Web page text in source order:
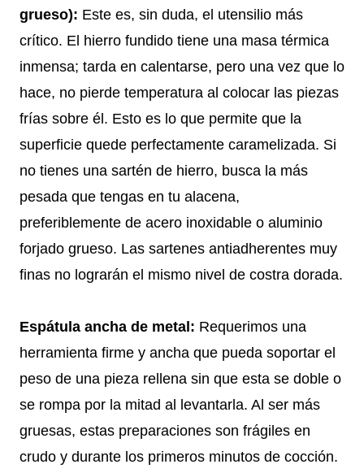
grueso): Este es, sin duda, el utensilio más
crítico. El hierro fundido tiene una masa térmica
inmensa; tarda en calentarse, pero una vez que lo
hace, no pierde temperatura al colocar las piezas
frías sobre él. Esto es lo que permite que la
superficie quede perfectamente caramelizada. Si
no tienes una sartén de hierro, busca la más
pesada que tengas en tu alacena,
preferiblemente de acero inoxidable o aluminio
forjado grueso. Las sartenes antiadherentes muy
finas no lograrán el mismo nivel de costra dorada.
Espátula ancha de metal: Requerimos una
herramienta firme y ancha que pueda soportar el
peso de una pieza rellena sin que esta se doble o
se rompa por la mitad al levantarla. Al ser más
gruesas, estas preparaciones son frágiles en
crudo y durante los primeros minutos de cocción.